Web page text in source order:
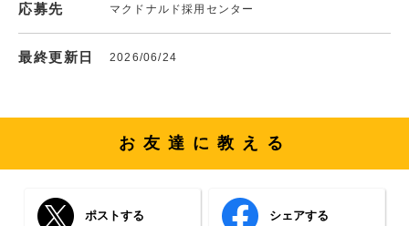
応募先 マクドナルド採用センター
最終更新日 2026/06/24
お友達に教える
ポストする シェアする